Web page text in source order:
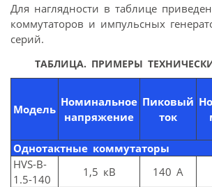
Для наглядности в таблице
коммутаторов и импульсных
серий.
ТАБЛИЦА. ПРИМЕРЫ
Модель
Номинальное
напряжение
Пиковый
ток
Однотактные коммутаторы
HVS-B-
1.5-140
1,5 кВ 140 A